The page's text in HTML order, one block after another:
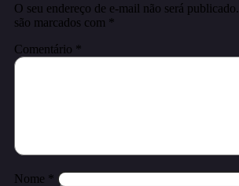
O seu endereço de e-mail não será publicado.
são marcados com *
Comentário *
Nome *